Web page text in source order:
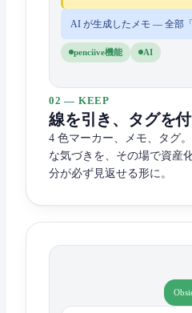
AI が生成したメモ — 全部「
penciive機能 AI
02 — KEEP
線を引き、タグを付
4 色マーカー、メモ、タグ
な気づきを、その場で資産
分が必ず見返せる形に。